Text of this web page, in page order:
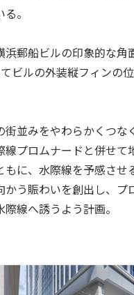
。
郵船ビルの印象的な
ビルの外装縦フィンの
並みをやわらかくつな
プロムナードと併せ
に、水際線を予感さ
う賑わいを創出し、
線へ誘うよう計画。